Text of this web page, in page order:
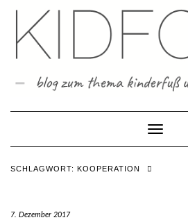
content
Toggle
SCHLAGWORT: KOOPERATION
7. Dezember 2017